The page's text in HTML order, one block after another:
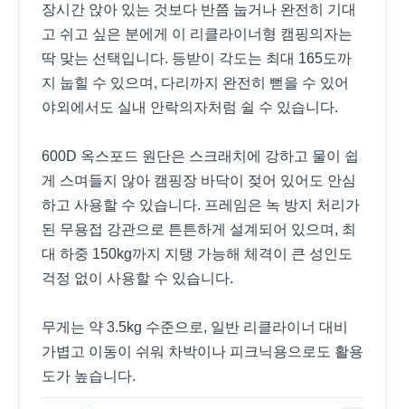
장시간 앉아 있는 것보다 반쯤 눕거나 완전히 기대
고 쉬고 싶은 분에게 이 리클라이너형 캠핑의자는
딱 맞는 선택입니다. 등받이 각도는 최대 165도까
지 눕힐 수 있으며, 다리까지 완전히 뻗을 수 있어
야외에서도 실내 안락의자처럼 쉴 수 있습니다.
600D 옥스포드 원단은 스크래치에 강하고 물이 쉽
게 스며들지 않아 캠핑장 바닥이 젖어 있어도 안심
하고 사용할 수 있습니다. 프레임은 녹 방지 처리가
된 무용접 강관으로 튼튼하게 설계되어 있으며, 최
대 하중 150kg까지 지탱 가능해 체격이 큰 성인도
걱정 없이 사용할 수 있습니다.
무게는 약 3.5kg 수준으로, 일반 리클라이너 대비
가볍고 이동이 쉬워 차박이나 피크닉용으로도 활용
도가 높습니다.